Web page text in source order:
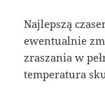
Najlepszą
ewentualnie
zraszania w
temperatura